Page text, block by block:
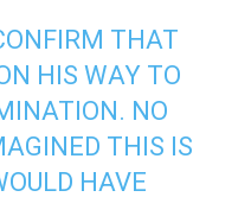
THAT
HIS WAY TO
NO
THIS IS
HAVE